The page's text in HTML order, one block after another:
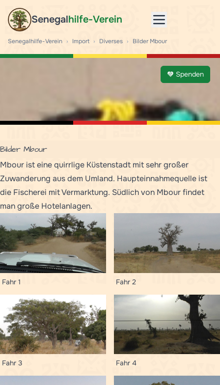
Senegalhilfe-Verein Mobile menu
Senegalhilfe-Verein › Import › Diverses › Bilder Mbour
Spenden
Bilder Mbour
Mbour ist eine quirrlige Küstenstadt mit sehr großer
Zuwanderung aus dem Umland. Haupteinnahmequelle ist
die Fischerei mit Vermarktung. Südlich von Mbour findet
man große Hotelanlagen.
Fahr 1 Fahr 2
Fahr 3 Fahr 4